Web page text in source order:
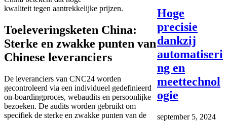
kwaliteit tegen aantrekkelijke prijzen.
Toeleveringsketen China:
Sterke en zwakke punten van
Chinese leveranciers
De leveranciers van CNC24 worden
gecontroleerd via een individueel gedefinieerd
on-boardingproces, webaudits en persoonlijke
bezoeken. De audits worden gebruikt om
specifiek de sterke en zwakke punten van de
Hoge
precisie
dankzij
automatiseri
ng en
meettechnol
ogie
september 5, 2024